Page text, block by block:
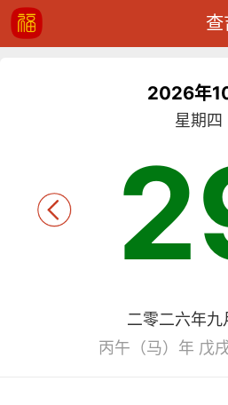
查
2026年
星期四
二零二六年九
丙午（马）年 戊